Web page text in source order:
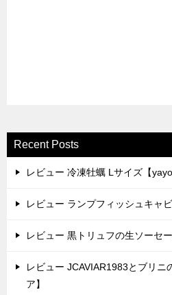
Recent Posts
レビュー 冷凍牡蠣 Lサイズ【
レビュー ランプフィッシュキャ
レビュー 黒トリュフの生ソーセ
レビュー JCAVIAR1983とブリニ
ア】